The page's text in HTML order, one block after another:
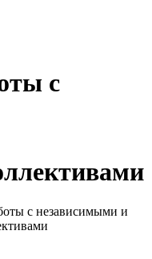
с
с независимыми и